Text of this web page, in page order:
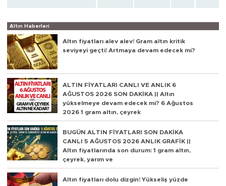
Altın Haberleri
Altın fiyatları alev alev! Gram altın kritik
seviyeyi geçti! Artmaya devam edecek mi?
ALTIN FİYATLARI CANLI VE ANLIK 6
AĞUSTOS 2026 SON DAKİKA || Altın
yükselmeye devam edecek mi? 6 Ağustos
2026 1 gram altın, çeyrek
BUGÜN ALTIN FİYATLARI SON DAKİKA
CANLI 5 AĞUSTOS 2026 ANLIK GRAFİK ||
Altın fiyatlarında son durum: 1 gram altın,
çeyrek, yarım ve
Altın fiyatları dolu dizgin! Yükseliş yüzde